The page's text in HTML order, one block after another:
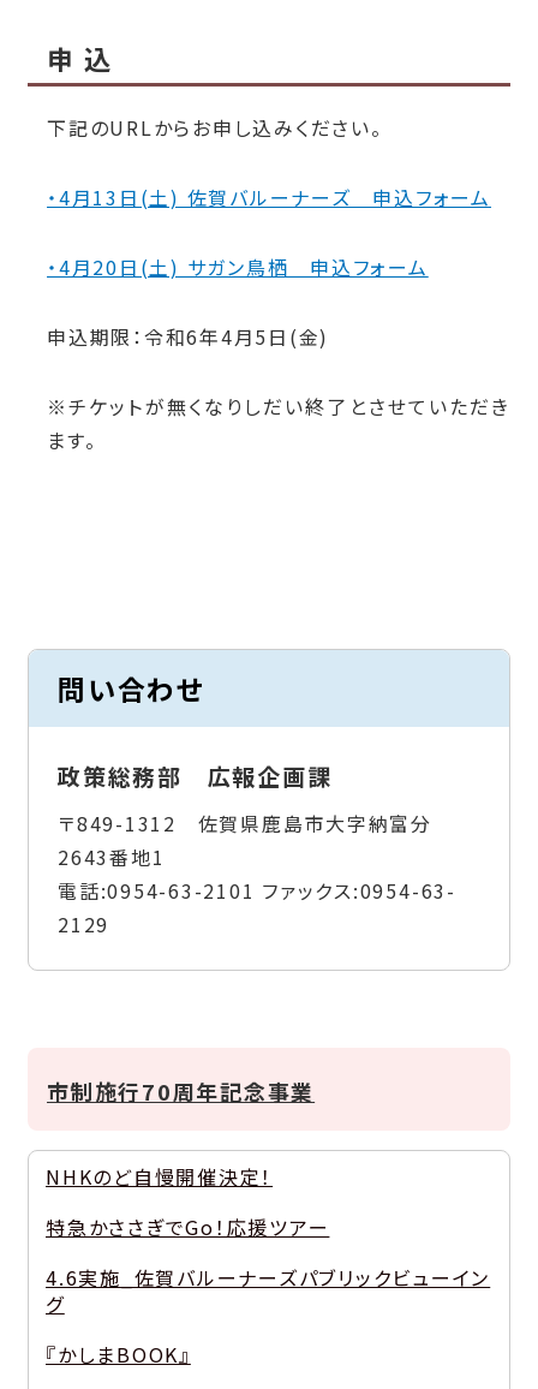
申 込
下記のURLからお申し込みください。
・4月13日(土) 佐賀バルーナーズ 申込フォーム
・4月20日(土) サガン鳥栖 申込フォーム
申込期限：令和6年4月5日(金)
※チケットが無くなりしだい終了とさせていただき
ます。
問い合わせ
政策総務部 広報企画課
〒849-1312 佐賀県鹿島市大字納富分
2643番地1
電話:0954-63-2101 ファックス:0954-63-
2129
市制施行70周年記念事業
NHKのど自慢開催決定！
特急かささぎでGo！応援ツアー
4.6実施_佐賀バルーナーズパブリックビューイン
グ
『かしまBOOK』